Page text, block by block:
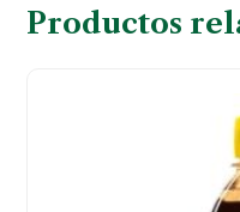
Productos